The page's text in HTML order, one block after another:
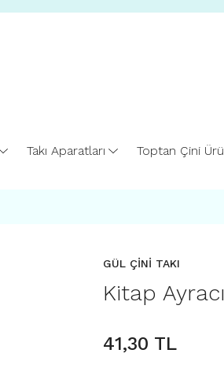
Takı Aparatları Toptan Çini
GÜL ÇİNİ TAKI
Kitap
41,30 TL